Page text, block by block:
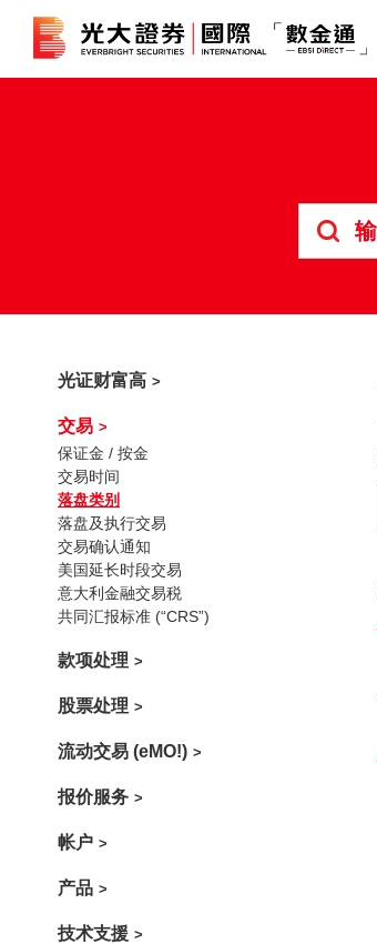
光证财富高
交易
保证金 / 按金
交易时间
落盘类别
落盘及执行交易
交易确认通知
美国延长时段交易
意大利金融交易税
共同汇报标准 (“CRS”)
款项处理
股票处理
流动交易 (eMO!)
报价服务
帐户
产品
技术支援